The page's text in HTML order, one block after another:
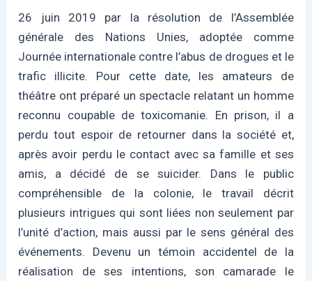
26 juin 2019 par la résolution de l’Assemblée
générale des Nations Unies, adoptée comme
Journée internationale contre l’abus de drogues et le
trafic illicite. Pour cette date, les amateurs de
théâtre ont préparé un spectacle relatant un homme
reconnu coupable de toxicomanie. En prison, il a
perdu tout espoir de retourner dans la société et,
après avoir perdu le contact avec sa famille et ses
amis, a décidé de se suicider. Dans le public
compréhensible de la colonie, le travail décrit
plusieurs intrigues qui sont liées non seulement par
l’unité d’action, mais aussi par le sens général des
événements. Devenu un témoin accidentel de la
réalisation de ses intentions, son camarade le